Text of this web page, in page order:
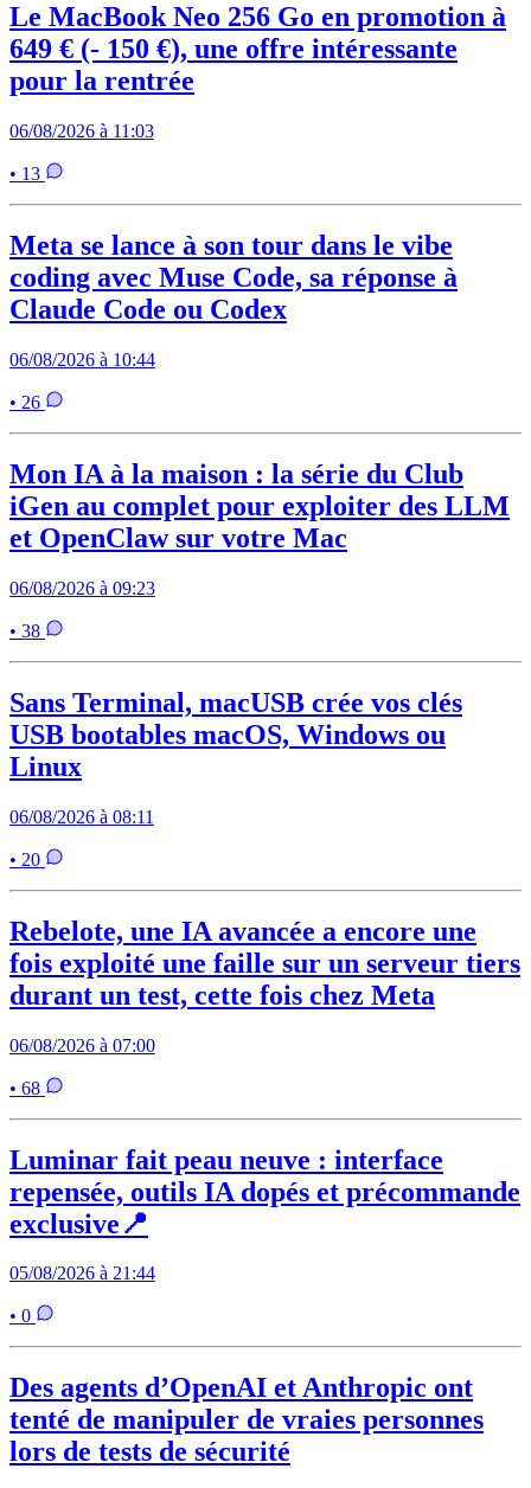
Le MacBook Neo 256 Go en promotion à
649 € (- 150 €), une offre intéressante
pour la rentrée
06/08/2026 à 11:03
• 13
Meta se lance à son tour dans le vibe
coding avec Muse Code, sa réponse à
Claude Code ou Codex
06/08/2026 à 10:44
• 26
Mon IA à la maison : la série du Club
iGen au complet pour exploiter des LLM
et OpenClaw sur votre Mac
06/08/2026 à 09:23
• 38
Sans Terminal, macUSB crée vos clés
USB bootables macOS, Windows ou
Linux
06/08/2026 à 08:11
• 20
Rebelote, une IA avancée a encore une
fois exploité une faille sur un serveur tiers
durant un test, cette fois chez Meta
06/08/2026 à 07:00
• 68
Luminar fait peau neuve : interface
repensée, outils IA dopés et précommande
exclusive📍
05/08/2026 à 21:44
• 0
Des agents d’OpenAI et Anthropic ont
tenté de manipuler de vraies personnes
lors de tests de sécurité